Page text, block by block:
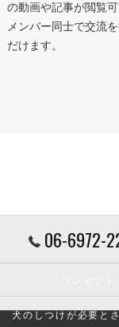
の動画や記事が閲覧
メンバー同士で交流
だけます。
06-6972-
犬のしつけが必要と